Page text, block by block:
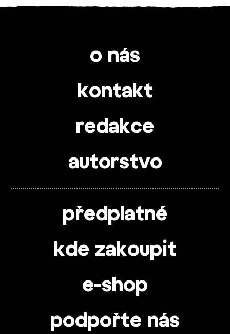
o nás
kontakt
redakce
autorstvo
předplatné
kde zakoupit
e-shop
podpořte nás